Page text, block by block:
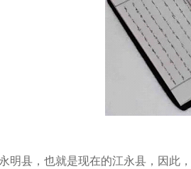
明县，也就是现在的江永县，因此